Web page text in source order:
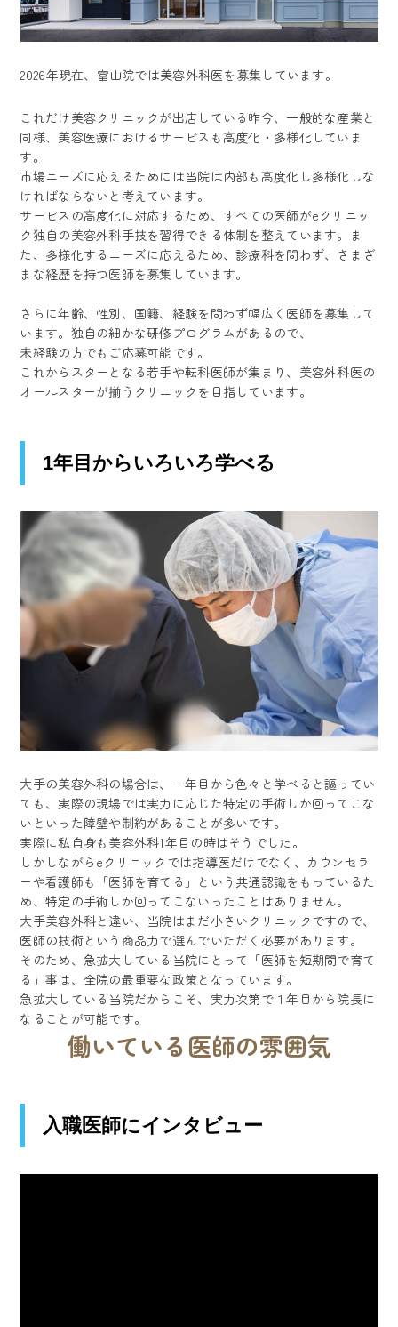
2026年現在、富山院では美容外科医を募集しています。
これだけ美容クリニックが出店している昨今、一般的な産業と
同様、美容医療におけるサービスも高度化・多様化していま
す。
市場ニーズに応えるためには当院は内部も高度化し多様化しな
ければならないと考えています。
サービスの高度化に対応するため、すべての医師がeクリニッ
ク独自の美容外科手技を習得できる体制を整えています。ま
た、多様化するニーズに応えるため、診療科を問わず、さまざ
まな経歴を持つ医師を募集しています。
さらに年齢、性別、国籍、経験を問わず幅広く医師を募集して
います。独自の細かな研修プログラムがあるので、
未経験の方でもご応募可能です。
これからスターとなる若手や転科医師が集まり、美容外科医の
オールスターが揃うクリニックを目指しています。
1年目からいろいろ学べる
大手の美容外科の場合は、一年目から色々と学べると謳ってい
ても、実際の現場では実力に応じた特定の手術しか回ってこな
いといった障壁や制約があることが多いです。
実際に私自身も美容外科1年目の時はそうでした。
しかしながらeクリニックでは指導医だけでなく、カウンセラ
ーや看護師も「医師を育てる」という共通認識をもっているた
め、特定の手術しか回ってこないったことはありません。
大手美容外科と違い、当院はまだ小さいクリニックですので、
医師の技術という商品力で選んでいただく必要があります。
そのため、急拡大している当院にとって「医師を短期間で育て
る」事は、全院の最重要な政策となっています。
急拡大している当院だからこそ、実力次第で１年目から院長に
なることが可能です。
働いている医師の雰囲気
入職医師にインタビュー